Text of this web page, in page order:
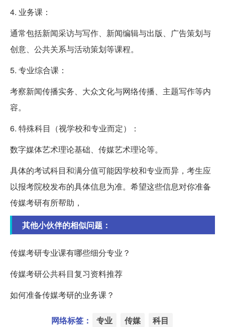
4. 业务课：
通常包括新闻采访与写作、新闻编辑与出版、广告策划与
创意、公共关系与活动策划等课程。
5. 专业综合课：
考察新闻传播实务、大众文化与网络传播、主题写作等内
容。
6. 特殊科目（视学校和专业而定）：
数字媒体艺术理论基础、传媒艺术理论等。
具体的考试科目和满分值可能因学校和专业而异，考生应
以报考院校发布的具体信息为准。希望这些信息对你准备
传媒考研有所帮助，
其他小伙伴的相似问题：
传媒考研专业课有哪些细分专业？
传媒考研公共科目复习资料推荐
如何准备传媒考研的业务课？
网络标签： 专业 传媒 科目